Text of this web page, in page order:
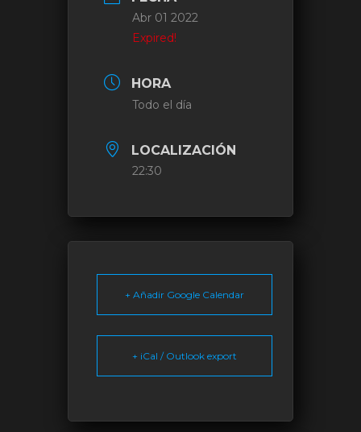
Abr 01 2022
Expired!
HORA
Todo el día
LOCALIZACIÓN
22:30
+ Añadir Google Calendar
+ iCal / Outlook export